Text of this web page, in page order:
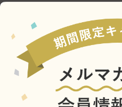
Cookieポリシー
お問い合わせ